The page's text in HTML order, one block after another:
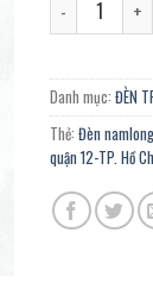
Danh mục: ĐÈN
Thẻ: Đèn
quận 12-TP. Hồ